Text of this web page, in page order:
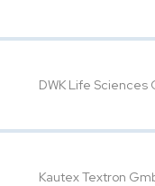
DWK Life Sciences
Kautex Textron